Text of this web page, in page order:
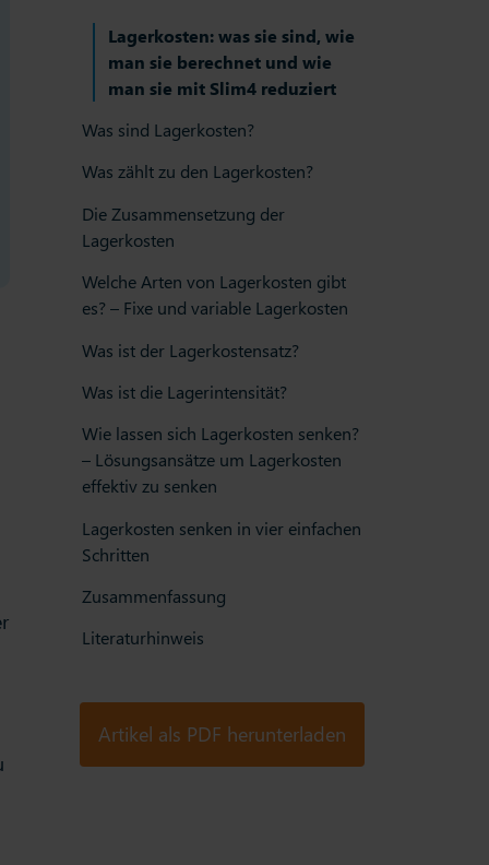
Lagerkosten: was sie sind, wie
man sie berechnet und wie
man sie mit Slim4 reduziert
Was sind Lagerkosten?
Was zählt zu den Lagerkosten?
Die Zusammensetzung der
Lagerkosten
Welche Arten von Lagerkosten gibt
es? – Fixe und variable Lagerkosten
Was ist der Lagerkostensatz?
Was ist die Lagerintensität?
Wie lassen sich Lagerkosten senken?
– Lösungsansätze um Lagerkosten
effektiv zu senken
Lagerkosten senken in vier einfachen
Schritten
Zusammenfassung
Literaturhinweis
Artikel als PDF herunterladen